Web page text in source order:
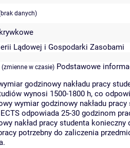
danych)
Lądowej i Gospodarki Zasobami
(zmienne w czasie) Podstawowe
godzinowy nakładu pracy
wynosi 1500-1800 h, co
wymiar godzinowy nakładu
odpowiada 25-30 godzinom
nakład pracy studenta
potrzebny do zaliczenia